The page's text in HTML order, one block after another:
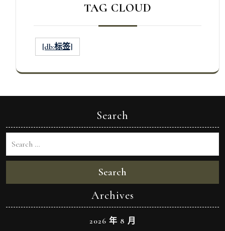
TAG CLOUD
[db:标签]
Search
Search
Archives
2026 年 8 月